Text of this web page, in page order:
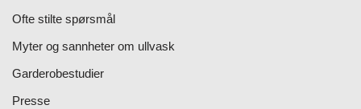
Ofte stilte spørsmål
Myter og sannheter om ullvask
Garderobestudier
Presse